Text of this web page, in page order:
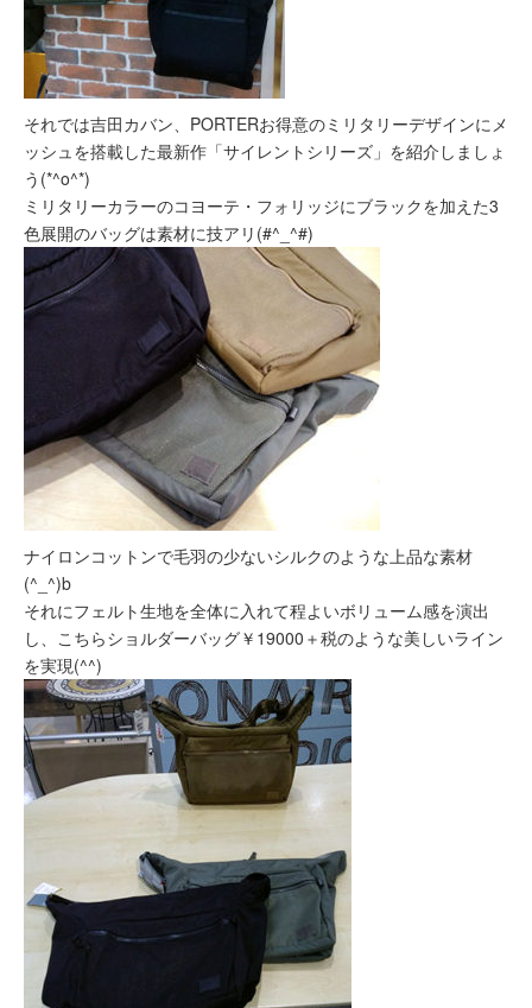
それでは吉田カバン、PORTERお得意のミリタリーデザインにメ
ッシュを搭載した最新作「サイレントシリーズ」を紹介しましょ
う(*^o^*)
ミリタリーカラーのコヨーテ・フォリッジにブラックを加えた3
色展開のバッグは素材に技アリ(#^_^#)
ナイロンコットンで毛羽の少ないシルクのような上品な素材
(^_^)b
それにフェルト生地を全体に入れて程よいボリューム感を演出
し、こちらショルダーバッグ￥19000＋税のような美しいライン
を実現(^^)